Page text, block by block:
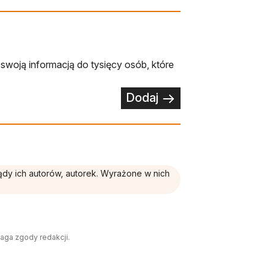
informacją do tysięcy osób, które
Dodaj
ich autorów, autorek. Wyrażone w nich
zgody redakcji.